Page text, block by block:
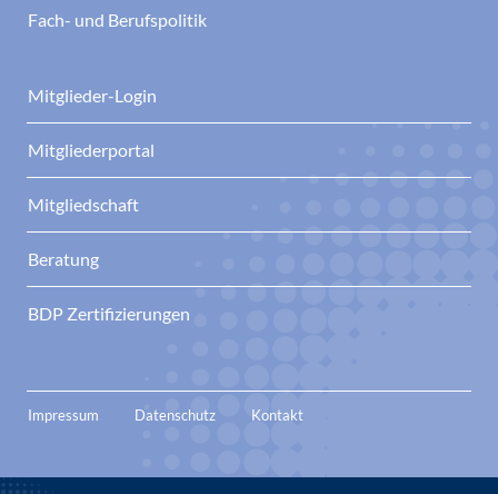
Fach- und Berufspolitik
Mitglieder-Login
Mitgliederportal
Mitgliedschaft
Beratung
BDP Zertifizierungen
Impressum Datenschutz Kontakt